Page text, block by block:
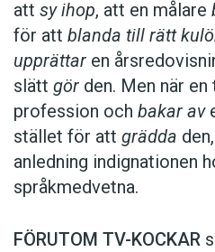
att sy ihop, att en målare
för att blanda till rätt
upprättar en
slätt gör den. Men när
profession och bakar av
stället för att grädda
anledning indignationen
språkmedvetna.
FÖRUTOM TV-KOCKAR